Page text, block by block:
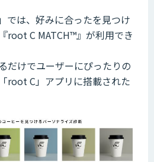
では、好みに合ったを見つけ
root C MATCH™️』が利用でき
だけでユーザーにぴったりの
root C」アプリに搭載された